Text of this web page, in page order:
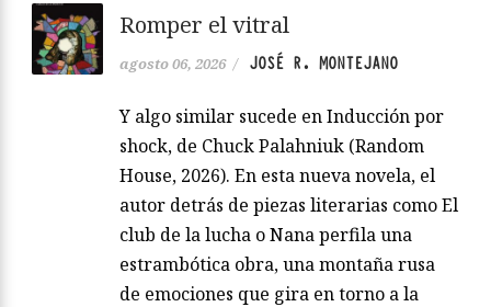
Romper el vitral
agosto 06, 2026 / JOSÉ R. MONTEJANO
Y algo similar sucede en Inducción por
shock, de Chuck Palahniuk (Random
House, 2026). En esta nueva novela, el
autor detrás de piezas literarias como El
club de la lucha o Nana perfila una
estrambótica obra, una montaña rusa
de emociones que gira en torno a la